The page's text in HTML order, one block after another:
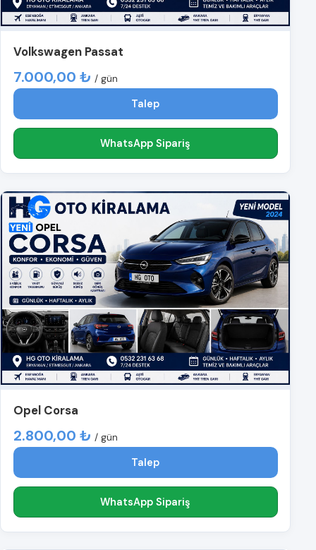
Volkswagen Passat
7.000,00 ₺ / gün
Talep
WhatsApp Sipariş
Opel Corsa
2.800,00 ₺ / gün
Talep
WhatsApp Sipariş